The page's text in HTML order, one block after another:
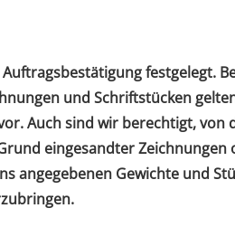
festgelegt.
und Schriftstücken
Auch sind wir berechtigt,
eingesandter
angegebenen Gewichte und